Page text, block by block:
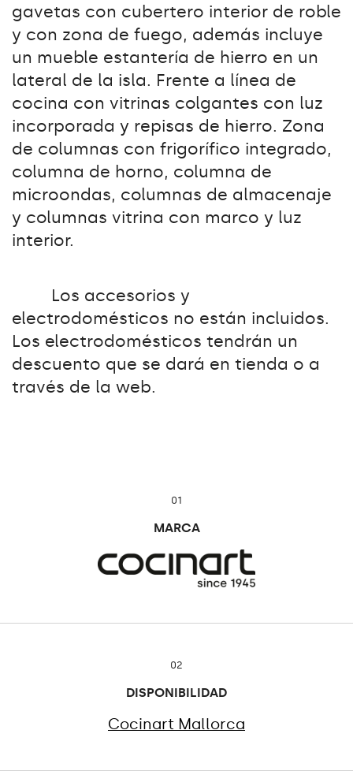
gavetas con cubertero interior de roble
y con zona de fuego, además incluye
un mueble estantería de hierro en un
lateral de la isla. Frente a línea de
cocina con vitrinas colgantes con luz
incorporada y repisas de hierro. Zona
de columnas con frigorífico integrado,
columna de horno, columna de
microondas, columnas de almacenaje
y columnas vitrina con marco y luz
interior.
Los accesorios y
electrodomésticos no están incluidos.
Los electrodomésticos tendrán un
descuento que se dará en tienda o a
través de la web.
01
MARCA
02
DISPONIBILIDAD
Cocinart Mallorca